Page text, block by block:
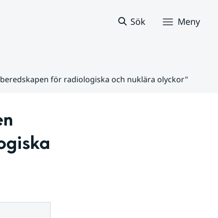
Sök Meny
för radiologiska och nuklära olyckor"